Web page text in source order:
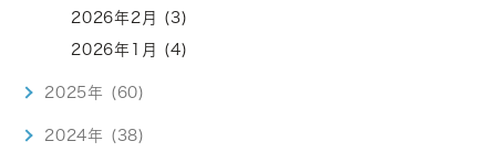
2026年2月 (3)
2026年1月 (4)
2025年 (60)
2024年 (38)